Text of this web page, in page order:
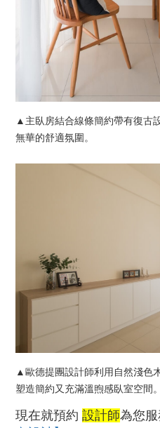
▲主臥房結合線條簡約帶有復古
無華的舒適氛圍。
▲歐德提團設計師利用 自然淺色
塑造簡約又充滿溫煦感臥室空間。
現在就預約設計師為您